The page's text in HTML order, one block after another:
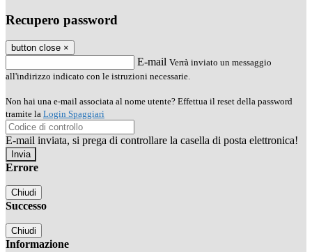
Recupero password
button close ×
E-mail Verrà inviato un messaggio
all'indirizzo indicato con le istruzioni necessarie.
Non hai una e-mail associata al nome utente? Effettua il reset della password
tramite la Login Spaggiari
E-mail inviata, si prega di controllare la casella di posta elettronica!
Errore
Chiudi
Successo
Chiudi
Informazione